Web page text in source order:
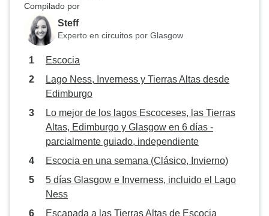
Compilado por
Steff
Experto en circuitos por Glasgow
Escocia
Lago Ness, Inverness y Tierras Altas desde
Edimburgo
Lo mejor de los lagos Escoceses, las Tierras
Altas, Edimburgo y Glasgow en 6 días -
parcialmente guiado, independiente
Escocia en una semana (Clásico, Invierno)
5 días Glasgow e Inverness, incluido el Lago
Ness
Escapada a las Tierras Altas de Escocia